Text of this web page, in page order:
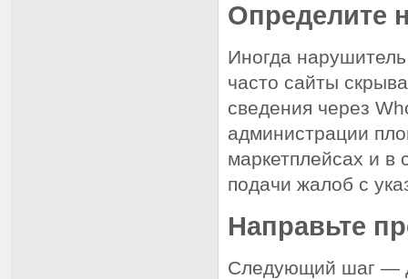
Определите
Иногда
часто сайты
сведения через
администрации
маркетплейсах и в
подачи жалоб с
Направьте
Следующий шаг —